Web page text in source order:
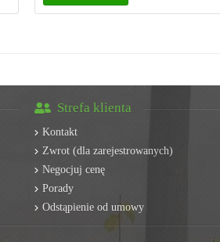
Strefa klienta
Kontakt
Zwrot (dla zarejestrowanych)
Negocjuj cenę
Porady
Odstąpienie od umowy